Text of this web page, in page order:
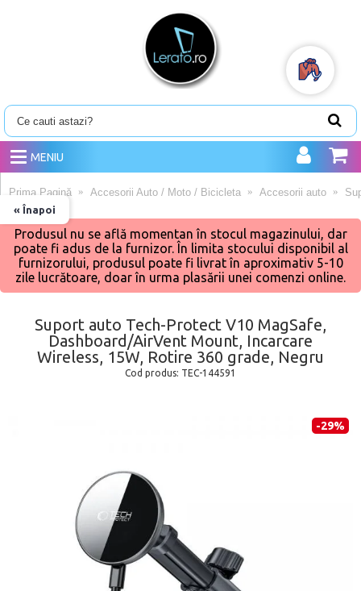
MENIU
« Înapoi
Prima Pagină Accesorii Auto / Moto / Bicicleta Accesorii auto
Produsul nu se află momentan în stocul magazinului, dar
poate fi adus de la furnizor. În limita stocului disponibil al
furnizorului, produsul poate fi livrat în aproximativ 5-10
zile lucrătoare, doar în urma plasării unei comenzi online.
Suport auto Tech-Protect V10 MagSafe,
Dashboard/AirVent Mount, Incarcare
Wireless, 15W, Rotire 360 grade, Negru
Cod produs: TEC-144591
-29%